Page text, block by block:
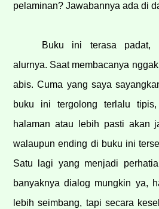
pelaminan? Jawabannya ada di
Buku ini terasa padat,
alurnya. Saat membacanya
abis. Cuma yang saya
buku ini tergolong terlalu
halaman atau lebih pasti akan
walaupun ending di buku ini
Satu lagi yang menjadi
banyaknya dialog mungkin ya,
lebih seimbang, tapi secara